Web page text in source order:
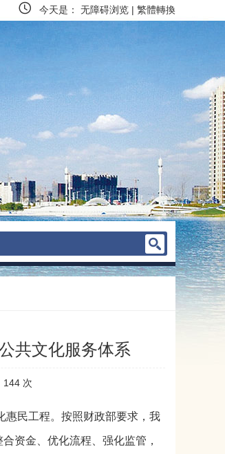
今天是： 无障碍浏览 | 繁體轉換
共文化服务体系
144 次
民工程。按照财政部要求，我
资金、优化流程、强化监管，